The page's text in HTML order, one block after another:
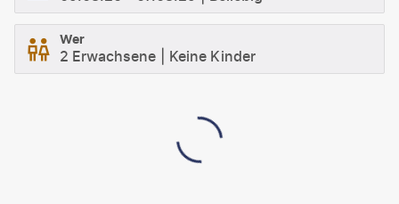
Wer
2 Erwachsene Keine Kinder